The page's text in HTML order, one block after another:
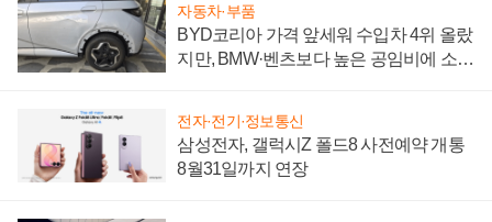
자동차·부품
BYD코리아 가격 앞세워 수입차 4위 올랐
지만, BMW·벤츠보다 높은 공임비에 소비
전자·전기·정보통신
삼성전자, 갤럭시Z 폴드8 사전예약 개통
8월31일까지 연장